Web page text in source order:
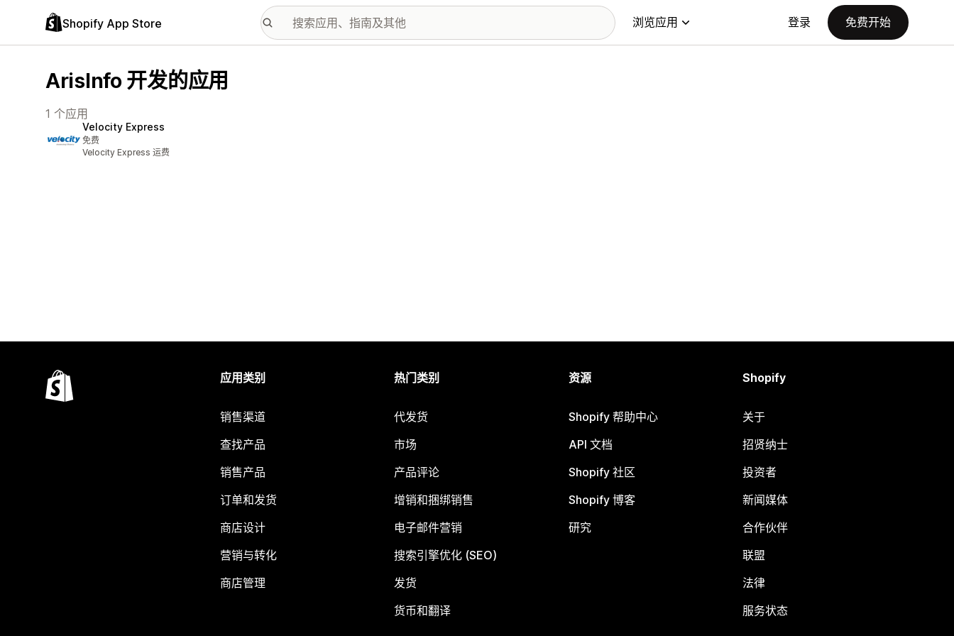
Shopify App Store 浏览应用 登录 免费开始
ArisInfo 开发的应用
1 个应用
Velocity Express
免费
Velocity Express 运费
应用类别
销售渠道
查找产品
销售产品
订单和发货
商店设计
营销与转化
商店管理
热门类别
代发货
市场
产品评论
增销和捆绑销售
电子邮件营销
搜索引擎优化 (SEO)
发货
货币和翻译
资源
Shopify 帮助中心
API 文档
Shopify 社区
Shopify 博客
研究
Shopify
关于
招贤纳士
投资者
新闻媒体
合作伙伴
联盟
法律
服务状态